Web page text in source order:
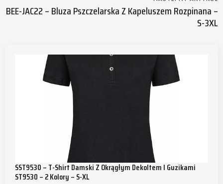
BEE-JAC22 – Bluza Pszczelarska Z Kapeluszem Rozpinana –
S-3XL
SST9530 – T-Shirt Damski Z Okrągłym Dekoltem I Guzikami
ST9530 – 2 Kolory – S-XL